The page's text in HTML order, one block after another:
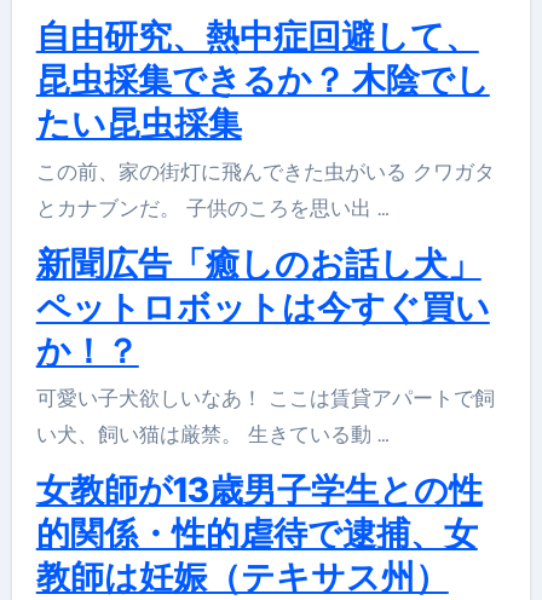
自由研究、熱中症回避して、
昆虫採集できるか？ 木陰でし
たい昆虫採集
この前、家の街灯に飛んできた虫がいる クワガタ
とカナブンだ。 子供のころを思い出 …
新聞広告「癒しのお話し犬」
ペットロボットは今すぐ買い
か！？
可愛い子犬欲しいなあ！ ここは賃貸アパートで飼
い犬、飼い猫は厳禁。 生きている動 …
女教師が13歳男子学生との性
的関係・性的虐待で逮捕、女
教師は妊娠（テキサス州）